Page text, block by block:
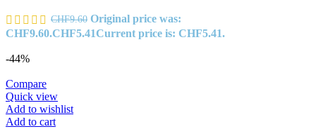
CHF9.60 Original price was:
CHF9.60.CHF5.41Current price is: CHF5.41.
-44%
Compare
Quick view
Add to wishlist
Add to cart